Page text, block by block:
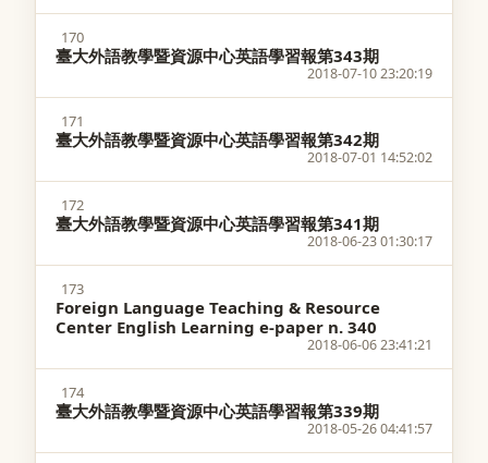
170
臺大外語教學暨資源中心英語學習報第343期
2018-07-10 23:20:19
171
臺大外語教學暨資源中心英語學習報第342期
2018-07-01 14:52:02
172
臺大外語教學暨資源中心英語學習報第341期
2018-06-23 01:30:17
173
Foreign Language Teaching & Resource
Center English Learning e-paper n. 340
2018-06-06 23:41:21
174
臺大外語教學暨資源中心英語學習報第339期
2018-05-26 04:41:57